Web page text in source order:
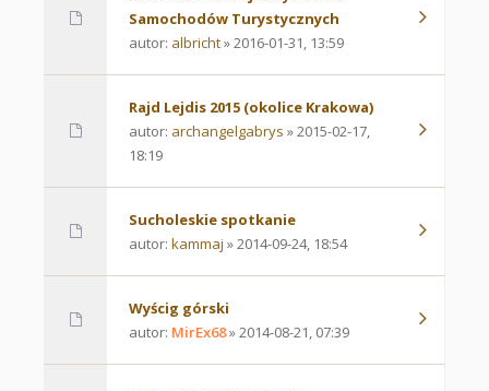
Samochodów Turystycznych
autor: albricht» 2016-01-31, 13:59
Rajd Lejdis 2015 (okolice Krakowa)
autor: archangelgabrys » 2015-02-17,
18:19
Sucholeskie spotkanie
autor: kammaj » 2014-09-24, 18:54
Wyścig górski
autor: MirEx68» 2014-08-21, 07:39